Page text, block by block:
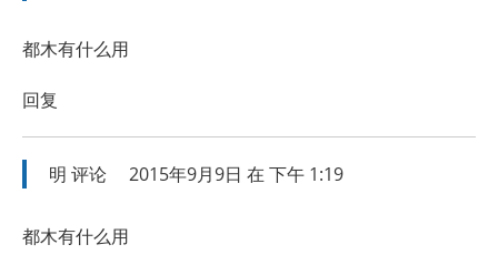
都木有什么用
回复
明 评论 2015年9月9日 在 下午 1:19
都木有什么用